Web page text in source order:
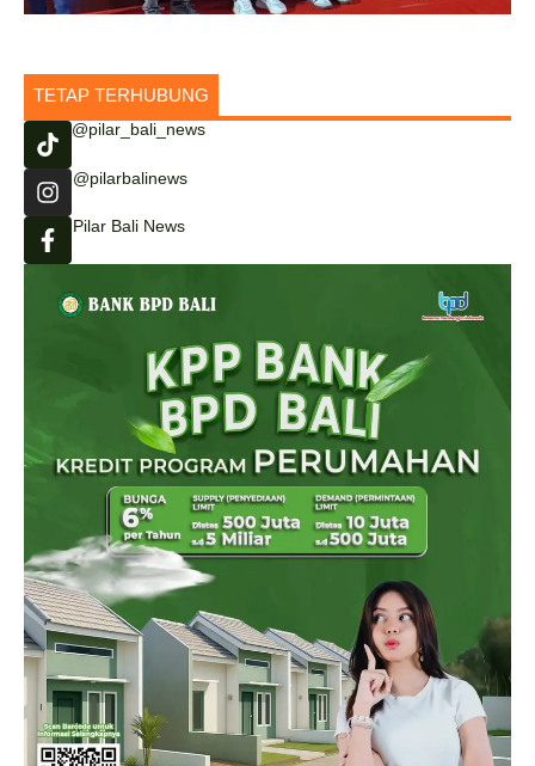
TETAP TERHUBUNG
@pilar_bali_news
@pilarbalinews
Pilar Bali News